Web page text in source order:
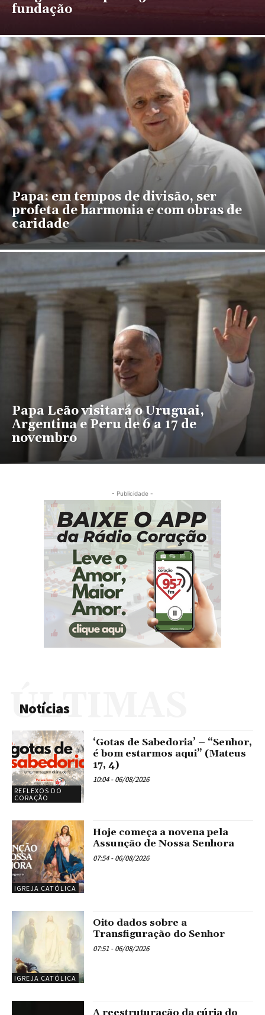
fundação
Papa: em tempos de divisão, ser
profeta de harmonia e com obras de
caridade
Papa Leão visitará o Uruguai,
Argentina e Peru de 6 a 17 de
novembro
- Publicidade -
Notícias
ÚLTIMAS
REFLEXOS DO
CORAÇÃO
‘Gotas de Sabedoria’ – “Senhor,
é bom estarmos aqui” (Mateus
17, 4)
10:04 - 06/08/2026
IGREJA CATÓLICA
Hoje começa a novena pela
Assunção de Nossa Senhora
07:54 - 06/08/2026
IGREJA CATÓLICA
Oito dados sobre a
Transfiguração do Senhor
07:51 - 06/08/2026